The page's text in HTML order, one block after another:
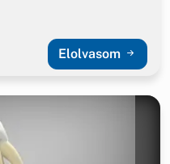
Elolvasom